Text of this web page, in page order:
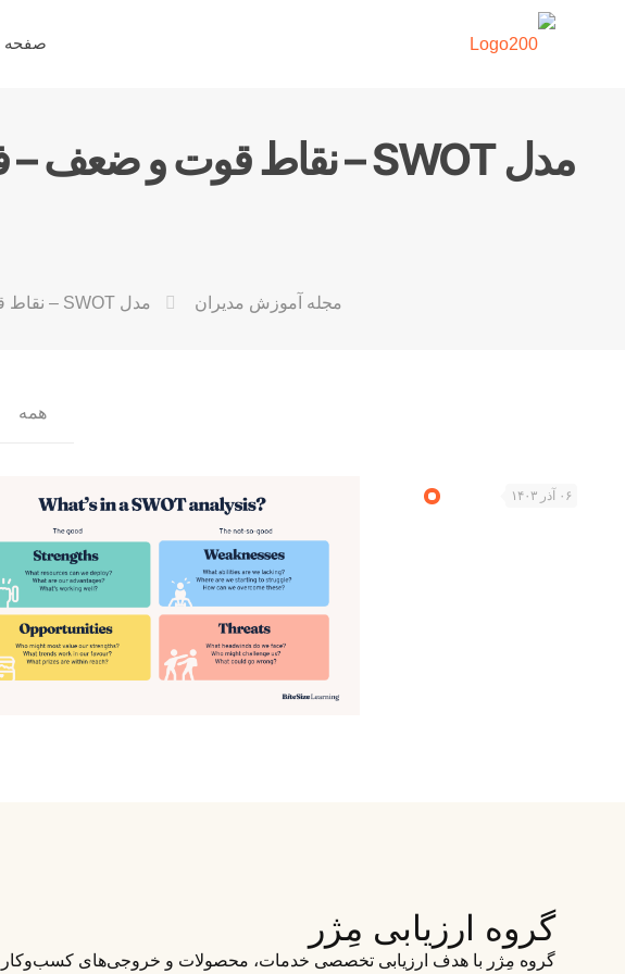
صفحه
مجله آموزش مدیران مدل SWOT – نقاط قوت و ضعف – فرصت‌ها و تهدیدها – تحلیل SWOT – استراتژی‌های کسب‌وکار
همه
۰۶ آذر ۱۴۰۳
گروه ارزیابی مِژر
گروه مِژر با هدف ارزیابی تخصصی خدمات، محصولات و خروجی‌های کسب‌وکار